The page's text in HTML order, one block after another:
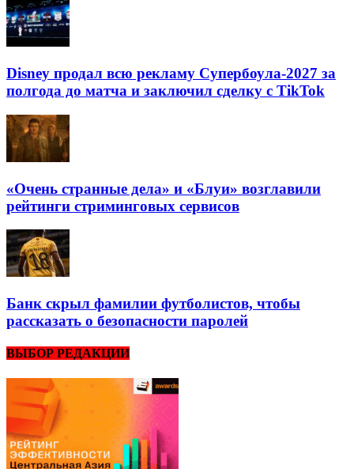
Disney продал всю рекламу Супербоула-2027 за
полгода до матча и заключил сделку с TikTok
«Очень странные дела» и «Блуи» возглавили
рейтинги стриминговых сервисов
Банк скрыл фамилии футболистов, чтобы
рассказать о безопасности паролей
ВЫБОР РЕДАКЦИИ